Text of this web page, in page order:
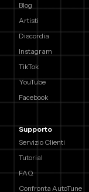
Blog
Artisti
Discordia
Instagram
TikTok
YouTube
Facebook
Supporto
Servizio Clienti
Tutorial
FAQ
Confronta AutoTune